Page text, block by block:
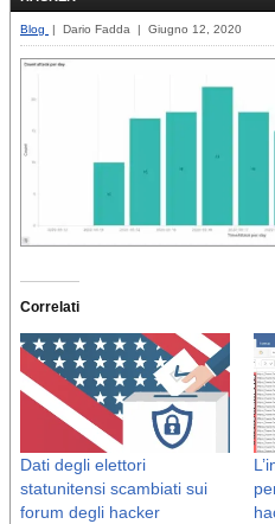
Blog | Dario Fadda | Giugno 12, 2020
Correlati
Dati degli elettori
statunitensi scambiati sui
forum degli hacker